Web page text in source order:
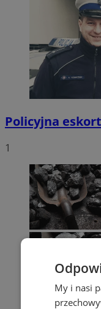
Policyjna
1
My i nasi